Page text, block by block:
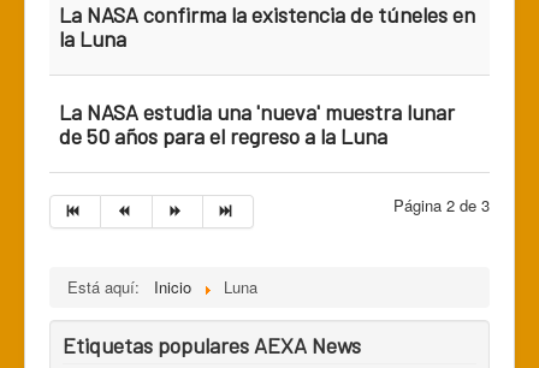
La NASA confirma la existencia de túneles en
la Luna
La NASA estudia una 'nueva' muestra lunar
de 50 años para el regreso a la Luna
Página 2 de 3
Está aquí: Inicio Luna
Etiquetas populares AEXA News